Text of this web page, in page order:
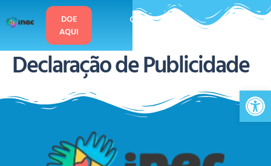
DOE
AQUI
Declaração de Publicidade